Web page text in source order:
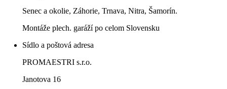
Senec a okolie, Záhorie, Trnava, Nitra, Šamorín.
Montáže plech. garáží po celom Slovensku
Sídlo a poštová adresa
PROMAESTRI s.r.o.
Janotova 16